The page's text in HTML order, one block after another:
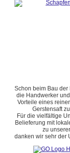
Schon beim Bau der
die Handwerker
Vorteile eines
Gerstensaft
Für die vielfältige
Belieferung mit
zu
danken wir sehr der